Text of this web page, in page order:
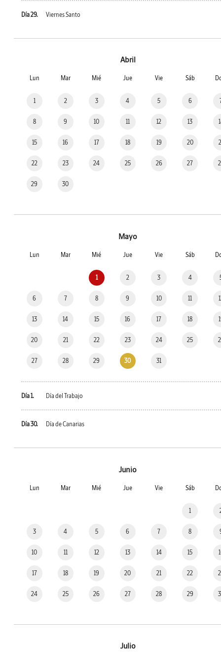
Día 29. Viernes Santo
Abril
Lun Mar Mié Jue Vie Sáb
1 2 3 4 5 6
8 9 10 11 12 13
15 16 17 18 19 20
22 23 24 25 26 27
29 30
Mayo
Lun Mar Mié Jue Vie Sáb
1 2 3 4
6 7 8 9 10 11
13 14 15 16 17 18
20 21 22 23 24 25
27 28 29 30 31
Día 1. Día del Trabajo
Día 30. Día de Canarias
Junio
Lun Mar Mié Jue Vie Sáb
1
3 4 5 6 7 8
10 11 12 13 14 15
17 18 19 20 21 22
24 25 26 27 28 29
Julio